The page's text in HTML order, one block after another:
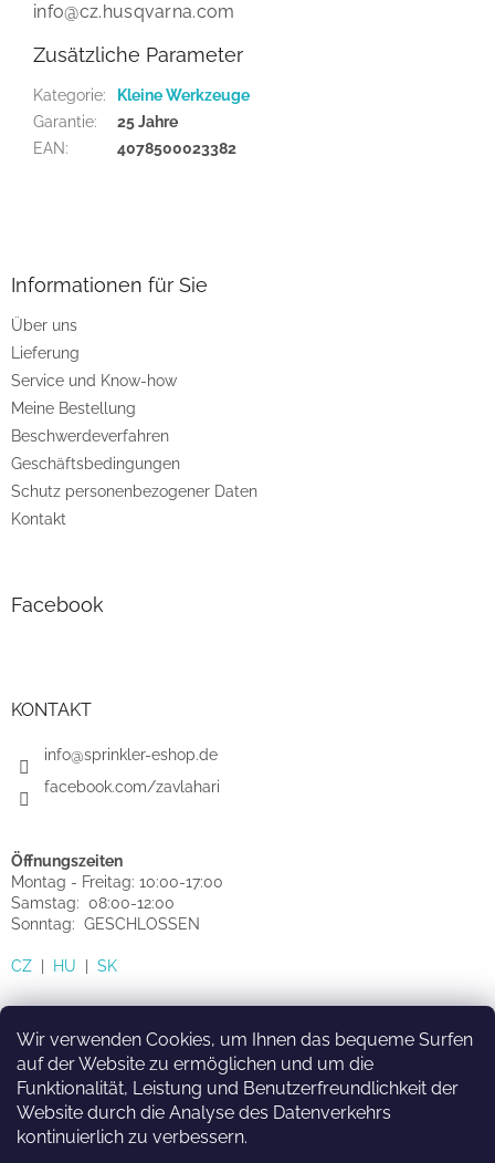
Wir verwenden Cookies, um Ihnen das bequeme Surfen
auf der Website zu ermöglichen und um die
Funktionalität, Leistung und Benutzerfreundlichkeit der
Website durch die Analyse des Datenverkehrs
kontinuierlich zu verbessern.
info@cz.husqvarna.com
Zusätzliche Parameter
Kategorie:
Kleine Werkzeuge
Garantie:
25 Jahre
EAN: 4078500023382
e
Informationen für Sie
Über uns
Lieferung
Service und Know-how
Meine Bestellung
Beschwerdeverfahren
Geschäftsbedingungen
Schutz personenbezogener Daten
Kontakt
Facebook
KONTAKT
info@sprinkler-eshop.de
facebook.com/zavlahari
Öffnungszeiten
Montag - Freitag: 10:00-17:00
Samstag: 08:00-12:00
Sonntag: GESCHLOSSEN
CZ HU SK
HU SK CZ